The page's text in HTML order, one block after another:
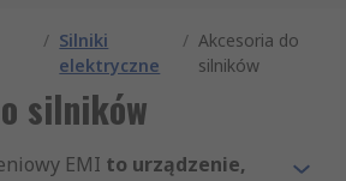
/ Silniki
elektryczne
/ Akcesoria do
silników
silników
EMI to urządzenie,